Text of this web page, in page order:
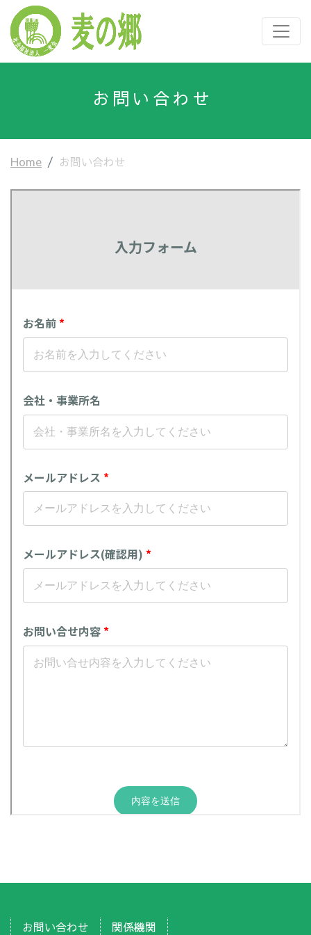
お問い合わせ
Home お問い合わせ
お問い合わせ 関係機関